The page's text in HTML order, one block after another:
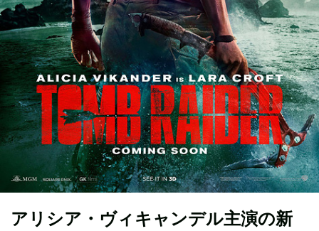
アリシア・ヴィキャンデル主演の新